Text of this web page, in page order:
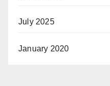
July 2025
January 2020